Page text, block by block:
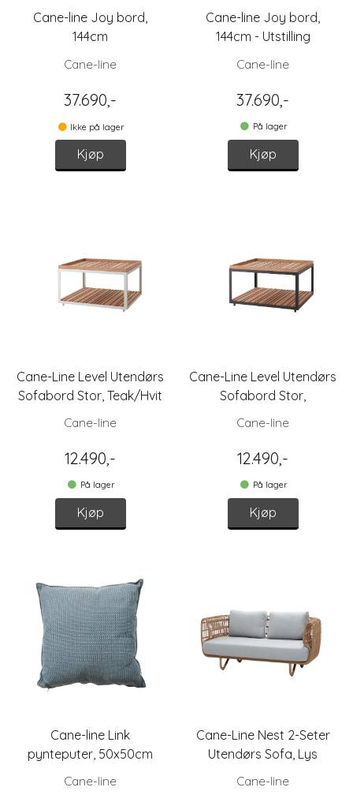
Cane-line Joy bord,
144cm
Cane-line
37.690,-
Ikke på lager
Kjøp
Cane-line Joy bord,
144cm - Utstilling
Cane-line
37.690,-
På lager
Kjøp
Cane-Line Level Utendørs
Sofabord Stor, Teak/Hvit
Cane-line
12.490,-
På lager
Kjøp
Cane-Line Level Utendørs
Sofabord Stor,
Cane-line
12.490,-
På lager
Kjøp
Cane-line Link
pynteputer, 50x50cm
Cane-line
Cane-Line Nest 2-Seter
Utendørs Sofa, Lys
Cane-line